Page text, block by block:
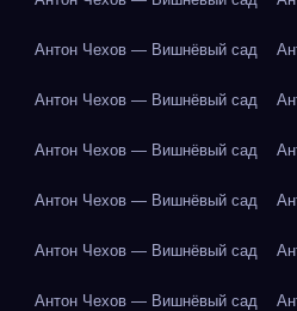
Антон Чехов — Вишнёвый сад
Антон Чехов — Вишнёвый сад
Антон Чехов — Вишнёвый сад
Антон Чехов — Вишнёвый сад
Антон Чехов — Вишнёвый сад
Антон Чехов — Вишнёвый сад